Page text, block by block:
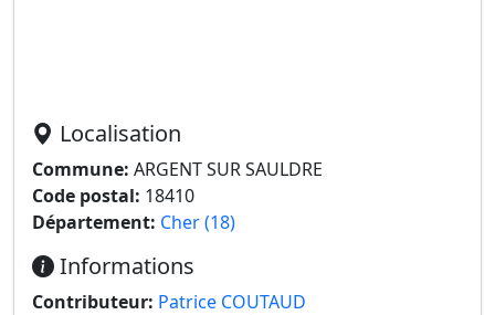
Localisation
Commune: ARGENT SUR SAULDRE
Code postal: 18410
Département: Cher (18)
Informations
Contributeur: Patrice COUTAUD